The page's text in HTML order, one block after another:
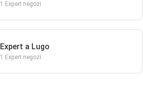
1 Expert negozi
Expert a Lugo
1 Expert negozi